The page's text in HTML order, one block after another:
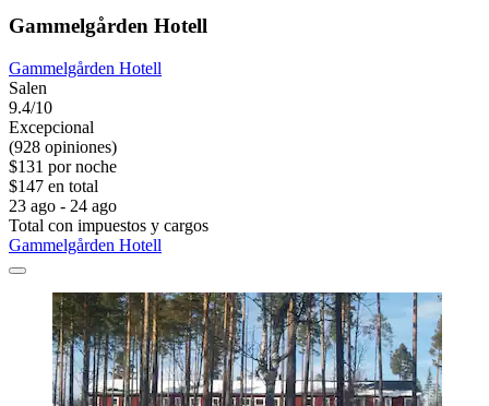
Gammelgården Hotell
Gammelgården Hotell
Salen
9.4/10
Excepcional
(928 opiniones)
$131 por noche
$147 en total
23 ago - 24 ago
Total con impuestos y cargos
Gammelgården Hotell